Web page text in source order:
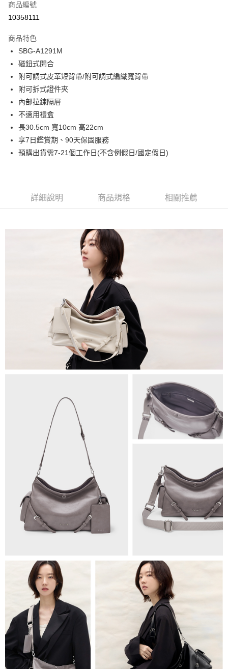
超商取貨付款
Apple Pay
街口支付
悠遊付
Google Pay
大哥付你分期
相關說明
【大哥付你分期使用說明】
1.本服務由台灣大哥大提供，台灣大哥大用戶可立即使用無須另外申請。
3.實際核准額度、可分期數及費用金額請依後續交易確認頁面所載為準。
4.訂單成立30分鐘內，如未前往確認交易或遇審核未通過，訂單將自動取
【繳款方式說明】
1.分期款項不併入電信帳單，「大哥付你分期」於每月結算日後寄送繳費提
2.透過簡訊連結打開帳單後，可選擇「超商條碼／台灣大直營門市／銀行轉
帳／街口支付／iPASS MONEY」等通路繳費。
1.本服務係由「台灣大哥大股份有限公司」（以下簡稱本公司）所提供，讓
用戶於交易時，得透過本服務購買商品或服務，並由商店將買賣／分期付款
買賣價金債權讓與本公司後，依約使用本公司帳單繳交帳款。
2.基於同意付款使用「大哥付你分期」之契約關係目的，商店將以您的個人
資料（包含姓名、電話或地址）提供予台灣大哥大進項蒐集、處理及利用，
由本公司與您本人進行分期帳單所需資料之確認、核對及更正。
3.完整用戶服務條款，請詳閱以下連結： https://oppay.tw/userRule
每筆NT$80，滿NT$1,500(含以上)免運費
每筆NT$80，滿NT$1,500(含以上)免運費
每筆NT$80，滿NT$1,500(含以上)免運費
每筆NT$80，滿NT$1,500(含以上)免運費
付款後7-11取貨
每筆NT$80，滿NT$1,500(含以上)免運費
每筆NT$100，滿NT$1,500(含以上)免運費
付款後門市自取
海外順豐配送 查看運費
商品編號
10358111
商品特色
SBG-A1291M
磁鈕式開合
附可調式皮革短背帶/附可調式編織寬背帶
附可拆式證件夾
內部拉鍊隔層
不適用禮盒
長30.5cm 寬10cm 高22cm
享7日鑑賞期、90天保固服務
預購出貨需7-21個工作日(不含例假日/國定假日)
詳細說明 商品規格 相關推薦